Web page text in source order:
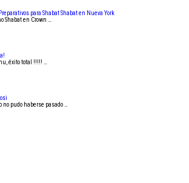
para Shabat Shabat en Nueva York
en Crown …
éxito total !!!!! …
pudo haberse pasado …